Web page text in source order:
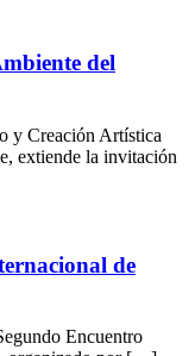
del
y Creación Artística
extiende la invitación
de
Encuentro